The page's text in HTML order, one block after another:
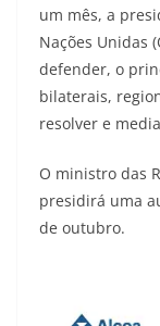
um mês, a
Nações Unidas
defender, o
bilaterais,
resolver e
O ministro das
presidirá uma
de outubro.